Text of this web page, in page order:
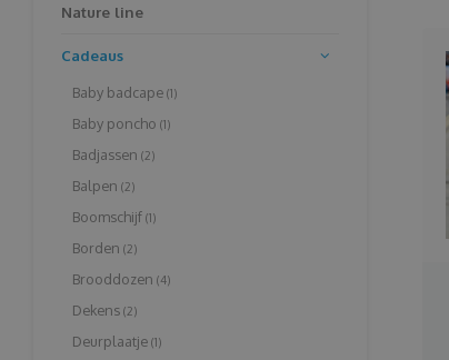
Nature line
Cadeaus
Baby badcape (1)
Baby poncho (1)
Badjassen (2)
Balpen (2)
Boomschijf (1)
Borden (2)
Brooddozen (4)
Dekens (2)
Deurplaatje (1)